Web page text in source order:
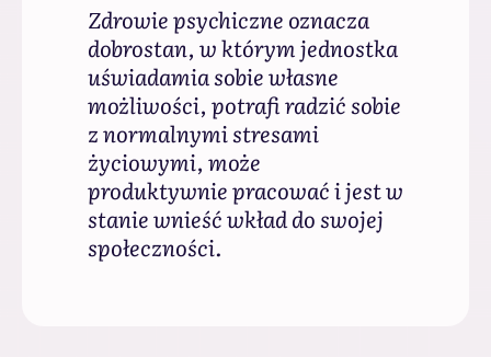
Zdrowie psychiczne oznacza
dobrostan, w którym jednostka
uświadamia sobie własne
możliwości, potrafi radzić sobie
z normalnymi stresami
życiowymi, może
produktywnie pracować i jest w
stanie wnieść wkład do swojej
społeczności.